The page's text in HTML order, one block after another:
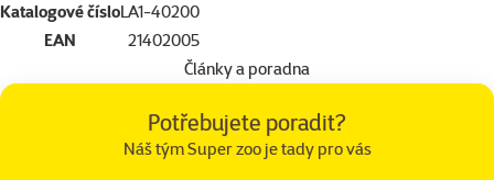
Katalogové čísloLA1-40200
EAN
21402005
Články a poradna
Potřebujete poradit?
Náš tým Super zoo je tady pro vás